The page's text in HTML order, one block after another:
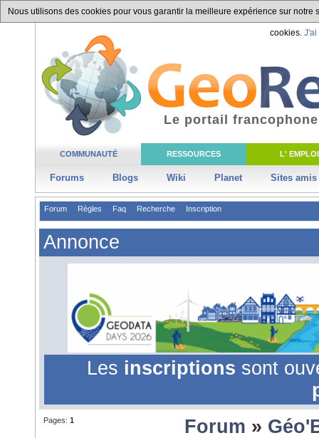
Nous utilisons des cookies pour vous garantir la meilleure expérience sur
cookies. J'ai
COMMUNAUTÉ RESSOURCES L' EMPLOI
Forums Blogs Wiki Planet Sites amis
Le portail
Forum Règles Faq Recherche Inscription
Annonce
Les inscriptions sont
Pages: 1 Forum »